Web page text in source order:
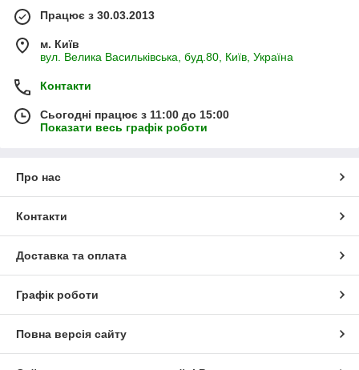
Працює з 30.03.2013
м. Київ
вул. Велика Васильківська, буд.80, Київ, Україна
Контакти
Сьогодні працює з 11:00 до 15:00
Показати весь графік роботи
Про нас
Контакти
Доставка та оплата
Графік роботи
Повна версія сайту